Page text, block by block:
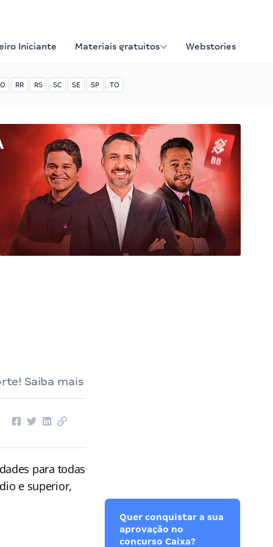
Iniciante Materiais gratuitos Webstories
RR RS SC SE SP TO
Saiba mais
para todas
e superior,
Quer conquistar a sua
aprovação no
concurso Caixa?